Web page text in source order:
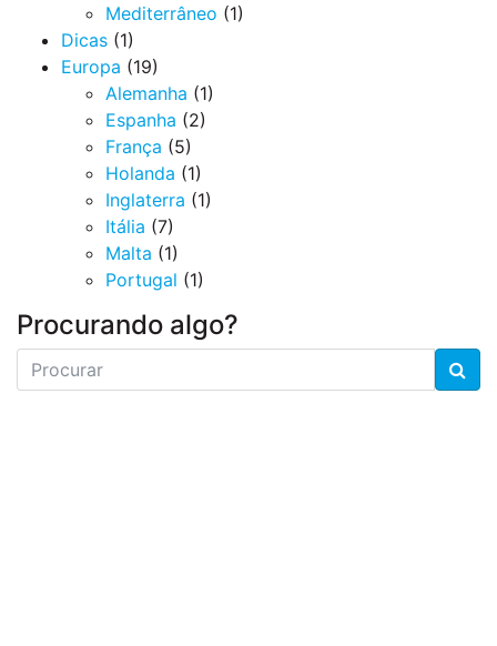
Mediterrâneo (1)
Dicas (1)
Europa (19)
Alemanha (1)
Espanha (2)
França (5)
Holanda (1)
Inglaterra (1)
Itália (7)
Malta (1)
Portugal (1)
Procurando algo?